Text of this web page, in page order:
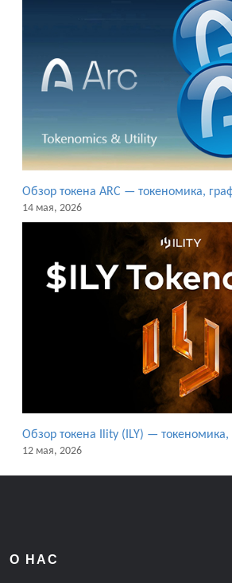
Обзор токена ARC — токеномика,
14 мая, 2026
Обзор токена Ility (ILY) — токеномика,
12 мая, 2026
О НАС